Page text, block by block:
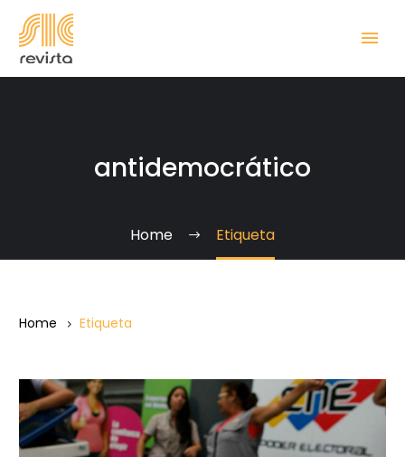
antidemocrático
Home Etiqueta
Home Etiqueta
Contra
las
elecciones